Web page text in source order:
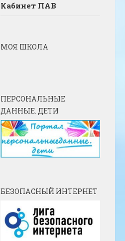
Кабинет ПАВ
МОЯ ШКОЛА
ПЕРСОНАЛЬНЫЕ
ДАННЫЕ. ДЕТИ
БЕЗОПАСНЫЙ ИНТЕРНЕТ